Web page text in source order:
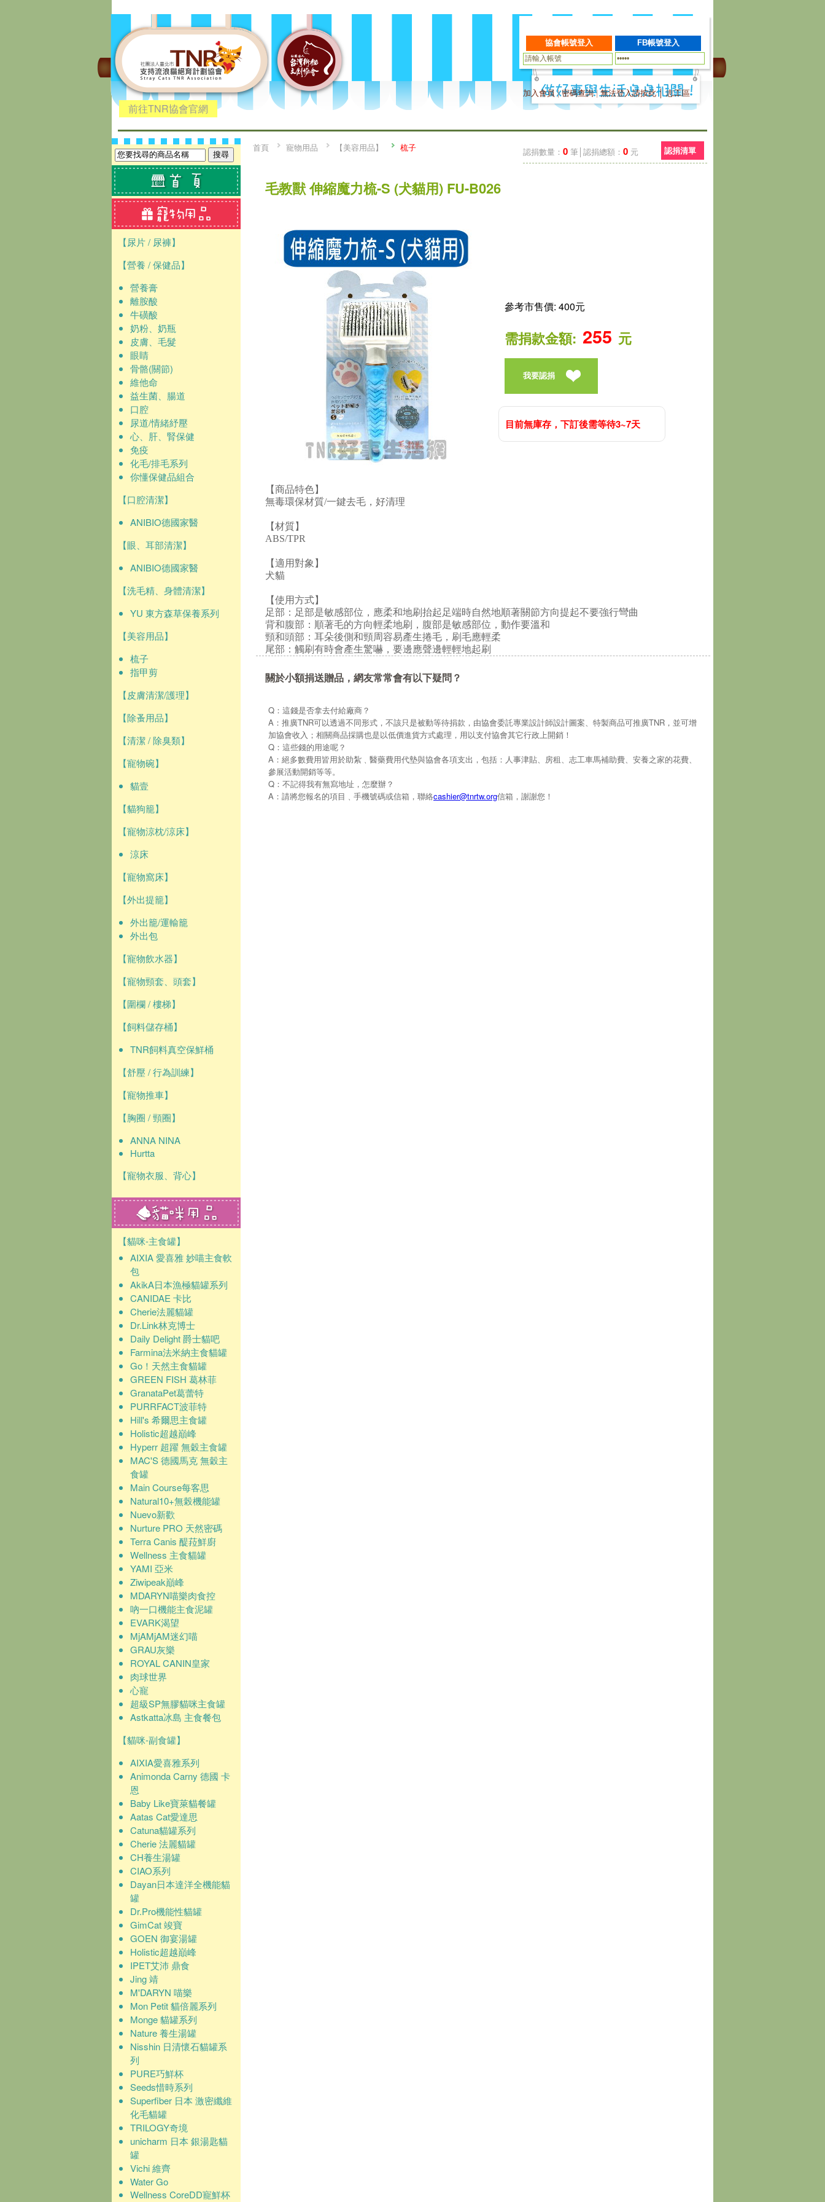
前往TNR協會官網
加入會員|密碼查詢|無法登入請按此│志工區
【尿片 / 尿褲】
【營養 / 保健品】
營養膏
離胺酸
牛磺酸
奶粉、奶瓶
皮膚、毛髮
眼睛
骨骼(關節)
維他命
益生菌、腸道
口腔
尿道/情緒紓壓
心、肝、腎保健
免疫
化毛/排毛系列
你懂保健品組合
【口腔清潔】
ANIBIO德國家醫
【眼、耳部清潔】
ANIBIO德國家醫
【洗毛精、身體清潔】
YU 東方森草保養系列
【美容用品】
梳子
指甲剪
【皮膚清潔/護理】
【除蚤用品】
【清潔 / 除臭類】
【寵物碗】
貓壹
【貓狗籠】
【寵物涼枕/涼床】
涼床
【寵物窩床】
【外出提籠】
外出籠/運輸籠
外出包
【寵物飲水器】
【寵物頸套、頭套】
【圍欄 / 樓梯】
【飼料儲存桶】
TNR飼料真空保鮮桶
【舒壓 / 行為訓練】
【寵物推車】
【胸圈 / 頸圈】
ANNA NINA
Hurtta
【寵物衣服、背心】
【貓咪-主食罐】
AIXIA 愛喜雅 妙喵主食軟
包
AkikA日本漁極貓罐系列
CANIDAE 卡比
Cherie法麗貓罐
Dr.Link林克博士
Daily Delight 爵士貓吧
Farmina法米納主食貓罐
Go！天然主食貓罐
GREEN FISH 葛林菲
GranataPet葛蕾特
PURRFACT波菲特
Hill's 希爾思主食罐
Holistic超越巔峰
Hyperr 超躍 無穀主食罐
MAC'S 德國馬克 無穀主
食罐
Main Course每客思
Natural10+無榖機能罐
Nuevo新歡
Nurture PRO 天然密碼
Terra Canis 醍菈鮮廚
Wellness 主食貓罐
YAMI 亞米
Ziwipeak巔峰
MDARYN喵樂肉食控
吶一口機能主食泥罐
EVARK渴望
MjAMjAM迷幻喵
GRAU灰樂
ROYAL CANIN皇家
肉球世界
心寵
超級SP無膠貓咪主食罐
Astkatta冰島 主食餐包
【貓咪-副食罐】
AIXIA愛喜雅系列
Animonda Carny 德國 卡
恩
Baby Like寶萊貓餐罐
Aatas Cat愛達思
Catuna貓罐系列
Cherie 法麗貓罐
CH養生湯罐
CIAO系列
Dayan日本達洋全機能貓
罐
Dr.Pro機能性貓罐
GimCat 竣寶
GOEN 御宴湯罐
Holistic超越巔峰
IPET艾沛 鼎食
Jing 靖
M'DARYN 喵樂
Mon Petit 貓倍麗系列
Monge 貓罐系列
Nature 養生湯罐
Nisshin 日清懷石貓罐系
列
PURE巧鮮杯
Seeds惜時系列
Superfiber 日本 激密纖維
化毛貓罐
TRILOGY奇境
unicharm 日本 銀湯匙貓
罐
Vichi 維齊
Water Go
Wellness CoreDD寵鮮杯
認捐數量： 0 筆│認捐總額： 0 元 認捐清單
首頁 寵物用品 【美容用品】 梳子
毛教獸 伸縮魔力梳-S (犬貓用) FU-B026
參考市售價: 400元
需捐款金額: 255 元
我要認捐
目前無庫存，下訂後需等待3~7天
【商品特色】
無毒環保材質/一鍵去毛，好清理
【材質】
ABS/TPR
【適用對象】
犬貓
【使用方式】
足部：足部是敏感部位，應柔和地刷抬起足端時自然地順著關節方向提起不要強行彎曲
背和腹部：順著毛的方向輕柔地刷，腹部是敏感部位，動作要溫和
頸和頭部：耳朵後側和頸周容易產生捲毛，刷毛應輕柔
尾部：觸刷有時會產生驚嚇，要邊應聲邊輕輕地起刷
關於小額捐送贈品，網友常常會有以下疑問？
Q：這錢是否拿去付給廠商？
A：推廣TNR可以透過不同形式，不該只是被動等待捐款，由協會委託專業設計師設計圖案、特製商品可推廣TNR，並可增
加協會收入；相關商品採購也是以低價進貨方式處理，用以支付協會其它行政上開銷！
Q：這些錢的用途呢？
A：絕多數費用皆用於助紮﹑醫藥費用代墊與協會各項支出，包括：人事津貼、房租、志工車馬補助費、安養之家的花費、
參展活動開銷等等。
Q：不記得我有無寫地址，怎麼辦？
A：請將您報名的項目﹑手機號碼或信箱，聯絡cashier@tnrtw.org信箱，謝謝您！